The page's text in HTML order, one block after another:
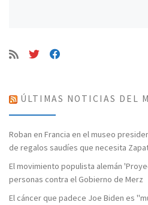
ÚLTIMAS NOTICIAS DEL
Roban en Francia en el museo
de regalos saudíes que necesita
El movimiento populista alemán
personas contra el Gobierno de Merz
El cáncer que padece Joe Biden es